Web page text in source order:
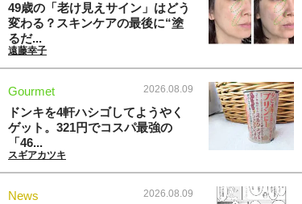
49歳の「老け見えサイン」はどう
変わる？スキンケアの最後に“塗
るだ...
遠藤幸子
Gourmet 2026.08.09
ドンキを4軒ハシゴしてようやく
ゲット。321円でコスパ最強の
「46...
スギアカツキ
News 2026.08.09